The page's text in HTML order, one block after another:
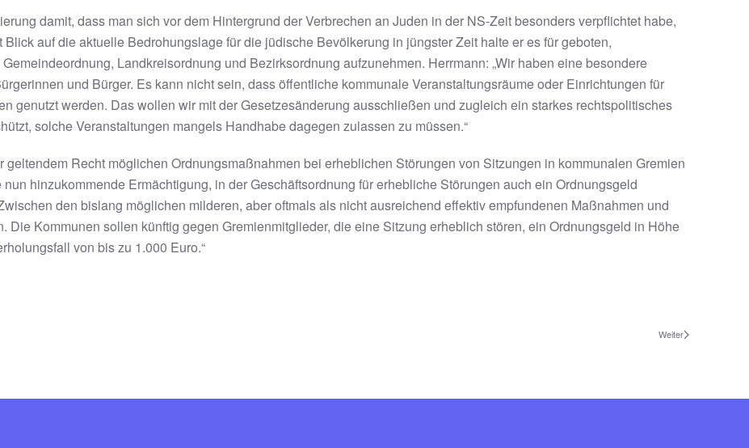
damit, dass man sich vor dem Hintergrund der Verbrechen an Juden in der NS-Zeit besonders verpflichtet habe,
auf die aktuelle Bedrohungslage für die jüdische Bevölkerung in jüngster Zeit halte er es für geboten,
Landkreisordnung und Bezirksordnung aufzunehmen. Herrmann: „Wir haben eine besondere
und Bürger. Es kann nicht sein, dass öffentliche kommunale Veranstaltungsräume oder Einrichtungen für
genutzt werden. Das wollen wir mit der Gesetzesänderung ausschließen und zugleich ein starkes rechtspolitisches
solche Veranstaltungen mangels Handhabe dagegen zulassen zu müssen.“
Recht möglichen Ordnungsmaßnahmen bei erheblichen Störungen von Sitzungen in kommunalen Gremien
hinzukommende Ermächtigung, in der Geschäftsordnung für erhebliche Störungen auch ein Ordnungsgeld
den bislang möglichen milderen, aber oftmals als nicht ausreichend effektiv empfundenen Maßnahmen und
Kommunen sollen künftig gegen Gremienmitglieder, die eine Sitzung erheblich stören, ein Ordnungsgeld in Höhe
von bis zu 1.000 Euro.“
Weiter